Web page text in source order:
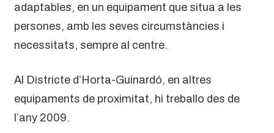
adaptables, en un equipament que situa a les
persones, amb les seves circumstàncies i
necessitats, sempre al centre.
Al Districte d’Horta-Guinardó, en altres
equipaments de proximitat, hi treballo des de
l’any 2009.